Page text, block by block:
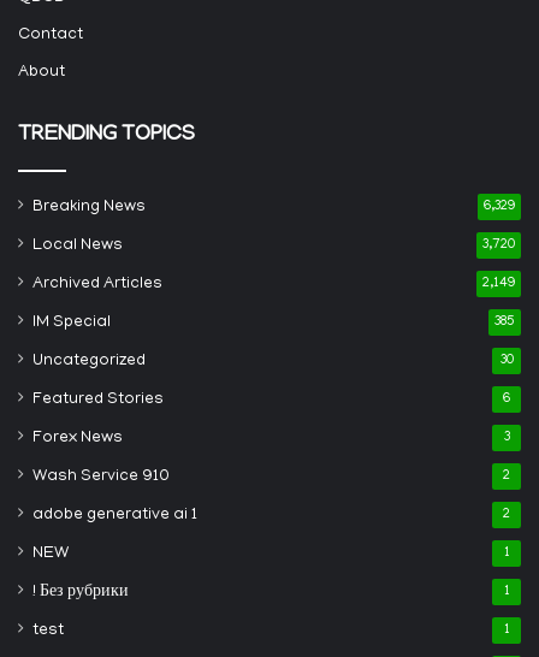
Contact
About
TRENDING TOPICS
Breaking News 6,329
Local News 3,720
Archived Articles 2,149
IM Special 385
Uncategorized 30
Featured Stories 6
Forex News 3
Wash Service 910 2
adobe generative ai 1 2
NEW 1
! Без рубрики 1
test 1